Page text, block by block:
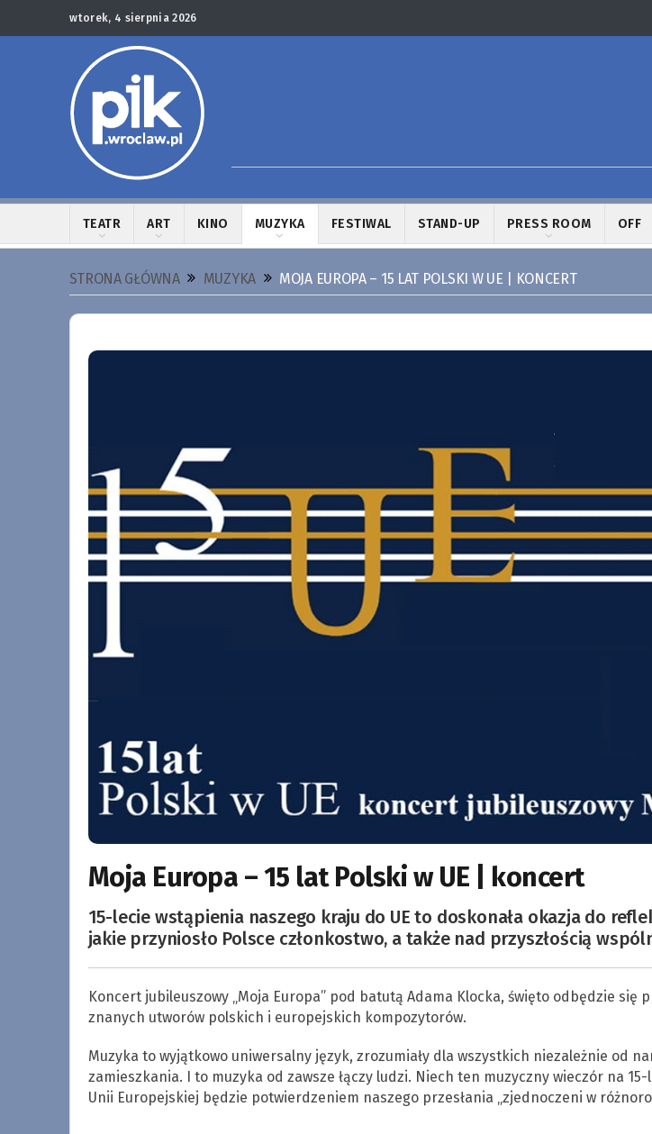
wtorek, 4 sierpnia 2026
TEATR ART KINO MUZYKA FESTIWAL STAND-UP PRESS ROOM OFF
STRONA GŁÓWNA MUZYKA MOJA EUROPA – 15 LAT POLSKI W UE | KONCERT
Moja Europa – 15 lat Polski w UE | koncert
15-lecie wstąpienia naszego kraju do UE to doskonała okazja do
jakie przyniosło Polsce członkostwo, a także nad przyszłością
Koncert jubileuszowy „Moja Europa” pod batutą Adama Klocka, święto odbędzie się
znanych utworów polskich i europejskich kompozytorów.
Muzyka to wyjątkowo uniwersalny język, zrozumiały dla wszystkich niezależnie od
zamieszkania. I to muzyka od zawsze łączy ludzi. Niech ten muzyczny wieczór na
Unii Europejskiej będzie potwierdzeniem naszego przesłania „zjednoczeni w